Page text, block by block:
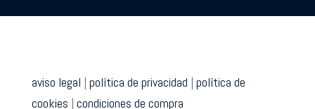
aviso legal | política de privacidad | política de
cookies | condiciones de compra